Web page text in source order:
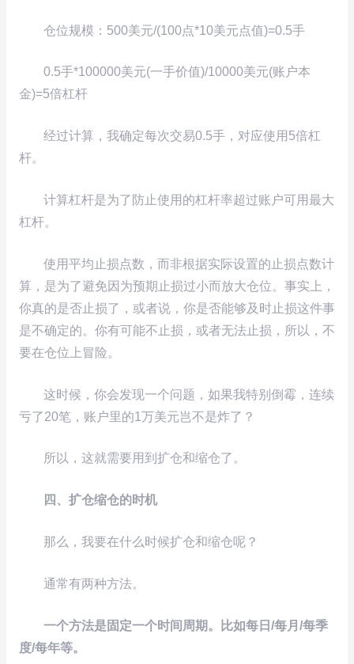
仓位规模：500美元/(100点*10美元点值)=0.5手
0.5手*100000美元(一手价值)/10000美元(账户本
金)=5倍杠杆
经过计算，我确定每次交易0.5手，对应使用5倍杠
杆。
计算杠杆是为了防止使用的杠杆率超过账户可用最大
杠杆。
使用平均止损点数，而非根据实际设置的止损点数计
算，是为了避免因为预期止损过小而放大仓位。事实上，
你真的是否止损了，或者说，你是否能够及时止损这件事
是不确定的。你有可能不止损，或者无法止损，所以，不
要在仓位上冒险。
这时候，你会发现一个问题，如果我特别倒霉，连续
亏了20笔，账户里的1万美元岂不是炸了？
所以，这就需要用到扩仓和缩仓了。
四、扩仓缩仓的时机
那么，我要在什么时候扩仓和缩仓呢？
通常有两种方法。
一个方法是固定一个时间周期。比如每日/每月/每季
度/每年等。